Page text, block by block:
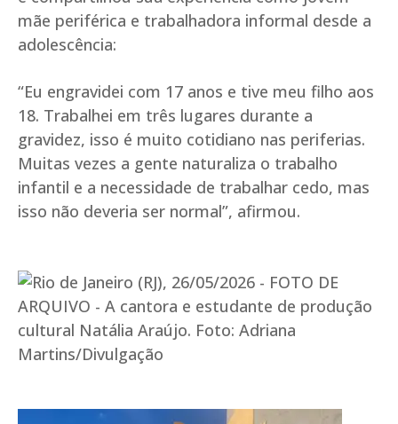
mãe periférica e trabalhadora informal desde a
adolescência:
“Eu engravidei com 17 anos e tive meu filho aos
18. Trabalhei em três lugares durante a
gravidez, isso é muito cotidiano nas periferias.
Muitas vezes a gente naturaliza o trabalho
infantil e a necessidade de trabalhar cedo, mas
isso não deveria ser normal”, afirmou.